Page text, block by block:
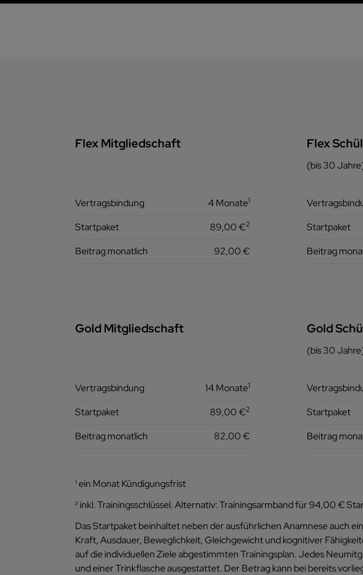
Flex Mitgliedschaft
Vertragsbindung 4 Monate1
Startpaket 89,00 €2
Beitrag monatlich 92,00 €
Flex
(bis 30
Startpaket
Beitrag
Gold Mitgliedschaft
Vertragsbindung 14 Monate1
Startpaket 89,00 €2
Beitrag monatlich 82,00 €
Gold
(bis 30
Startpaket
Beitrag
¹ ein Monat Kündigungsfrist
² inkl. Trainingsschlüssel. Alternativ: Trainingsarmband für 94,00 €
Das Startpaket beinhaltet neben der ausführlichen Anamnese auch
Kraft, Ausdauer, Beweglichkeit, Gleichgewicht und kognitiver
auf die individuellen Ziele abgestimmten Trainingsplan. Jedes
und einer Trinkflasche ausgestattet. Der Betrag kann bei bereits